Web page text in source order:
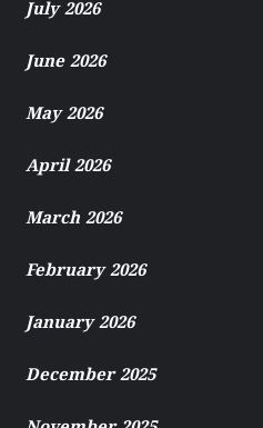
July 2026
June 2026
May 2026
April 2026
March 2026
February 2026
January 2026
December 2025